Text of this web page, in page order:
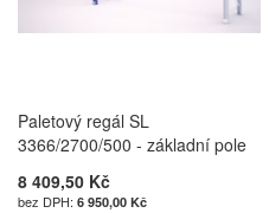
Paletový regál SL
3366/2700/500 - základní pole
8 409,50 Kč
6 950,00 Kč